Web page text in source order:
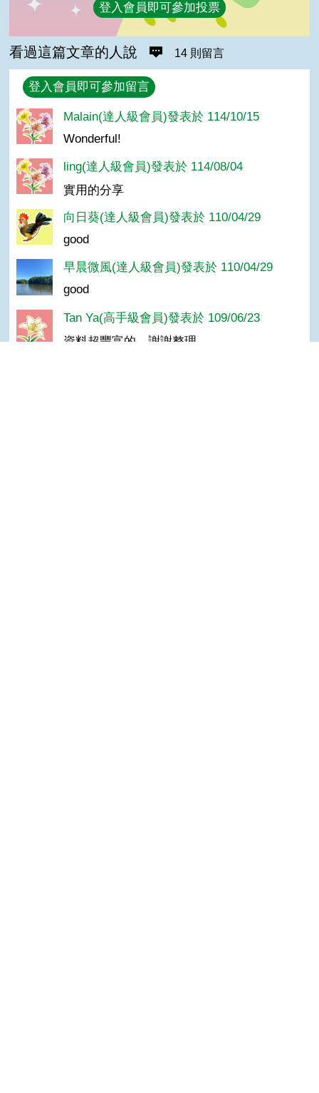
登入會員即可參加投票
看過這篇文章的人說 14 則留言
回覆
登入會員即可參加留言
Malain(達人級會員)發表於 114/10/15
Wonderful!
ling(達人級會員)發表於 114/08/04
實用的分享
向日葵(達人級會員)發表於 110/04/29
good
早晨微風(達人級會員)發表於 110/04/29
good
Tan Ya(高手級會員)發表於 109/06/23
資料超豐富的，謝謝整理